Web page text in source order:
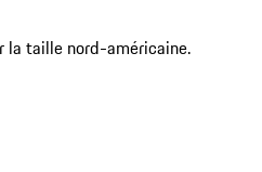
la taille nord-américaine.